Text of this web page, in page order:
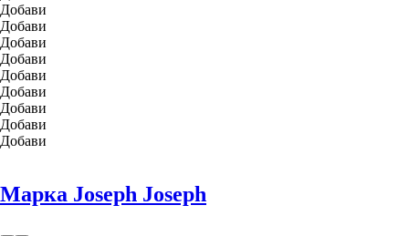
Добави
Добави
Добави
Добави
Добави
Добави
Добави
Добави
Добави
Марка Joseph Joseph